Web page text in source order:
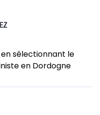
sélectionnant le
en Dordogne